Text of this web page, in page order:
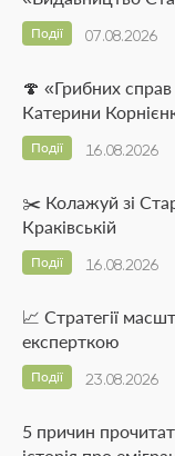
07.08.2026
Події
🍄 «Грибних
Катерини
16.08.2026
Події
✂️ Колажуй зі
Краківській
16.08.2026
Події
📈 Стратегії
експерткою
23.08.2026
Події
5 причин